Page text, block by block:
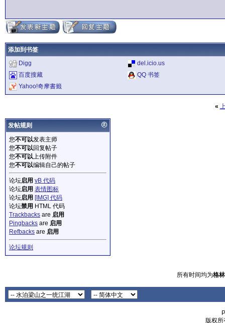
添加到书签
Digg
del.icio.us
百度搜藏
QQ 书签
Yahoo!奇摩書籤
«
发帖规则
您不可以发表主师
您不可以回复帖子
您不可以上传附件
您不可以编辑自己的帖子
论坛启用 vB 代码
论坛启用 表情图标
论坛启用 [IMG] 代码
论坛禁用 HTML 代码
Trackbacks are 启用
Pingbacks are 启用
Refbacks are 启用
论坛规则
所有时间均为格
版权